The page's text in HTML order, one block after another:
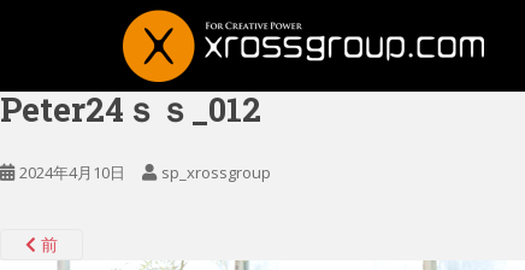
Peter24ｓｓ_012
2024年4月10日 sp_xrossgroup
前